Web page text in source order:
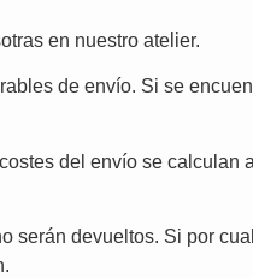
en nuestro atelier.
de envío. Si se
del envío se
serán devueltos. Si por